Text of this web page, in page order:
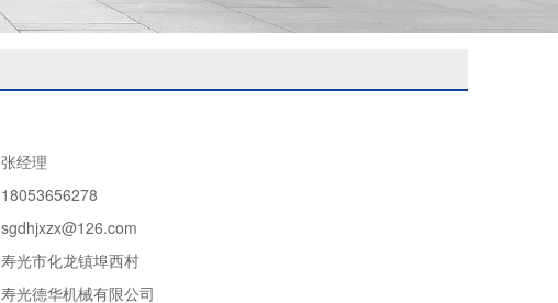
张经理
18053656278
sgdhjxzx@126.com
寿光市化龙镇埠西村
寿光德华机械有限公司